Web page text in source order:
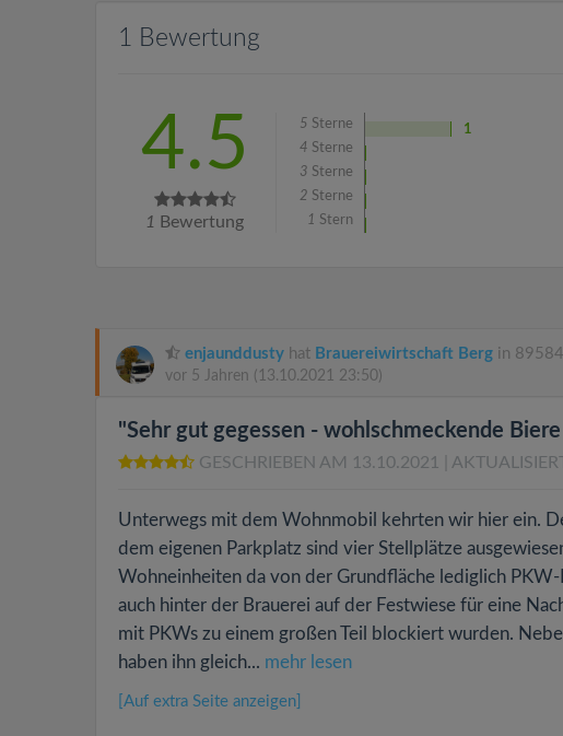
1 Bewertung
4.5
1 Bewertung
5 Sterne
1
4 Sterne
3 Sterne
2 Sterne
1 Stern
enjaunddusty hat Brauereiwirtschaft Berg in
vor 5 Jahren (13.10.2021 23:50)
"Sehr gut gegessen - wohlschmeckende
GESCHRIEBEN AM 13.10.2021 |
Unterwegs mit dem Wohnmobil kehrten wir hier ein.
dem eigenen Parkplatz sind vier Stellplätze
Wohneinheiten da von der Grundfläche lediglich
auch hinter der Brauerei auf der Festwiese für eine
mit PKWs zu einem großen Teil blockiert wurden.
haben ihn gleich... mehr lesen
[Auf extra Seite anzeigen]